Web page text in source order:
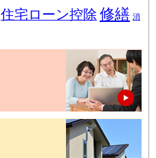
住宅ローン控除 修繕 消